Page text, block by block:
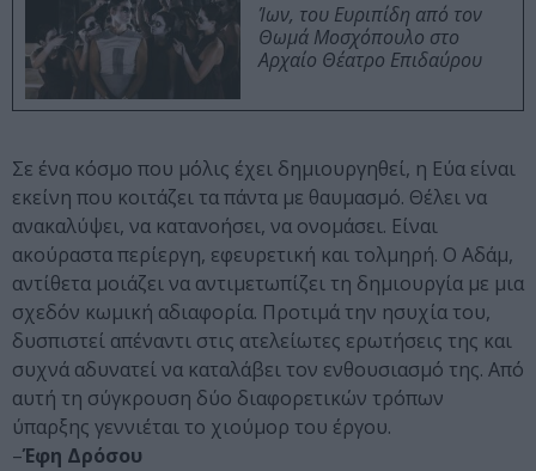
Ίων, του Ευριπίδη από τον
Θωμά Μοσχόπουλο στο
Αρχαίο Θέατρο Επιδαύρου
Σε ένα κόσμο που μόλις έχει δημιουργηθεί, η Εύα είναι
εκείνη που κοιτάζει τα πάντα με θαυμασμό. Θέλει να
ανακαλύψει, να κατανοήσει, να ονομάσει. Είναι
ακούραστα περίεργη, εφευρετική και τολμηρή. Ο Αδάμ,
αντίθετα μοιάζει να αντιμετωπίζει τη δημιουργία με μια
σχεδόν κωμική αδιαφορία. Προτιμά την ησυχία του,
δυσπιστεί απέναντι στις ατελείωτες ερωτήσεις της και
συχνά αδυνατεί να καταλάβει τον ενθουσιασμό της. Από
αυτή τη σύγκρουση δύο διαφορετικών τρόπων
ύπαρξης γεννιέται το χιούμορ του έργου.
–Έφη Δρόσου